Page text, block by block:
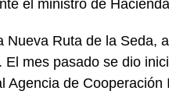
el ministro de
Ruta de la Seda,
mes pasado se dio
Agencia de